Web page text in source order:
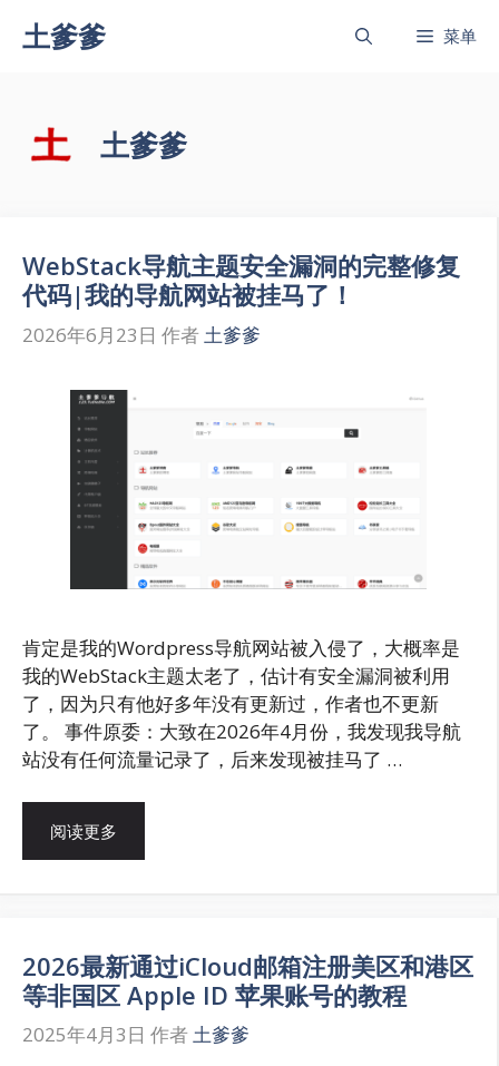
土爹爹 菜单
土爹爹
WebStack导航主题安全漏洞的完整修复
代码|我的导航网站被挂马了！
2026年6月23日 作者 土爹爹
肯定是我的Wordpress导航网站被入侵了，大概率是
我的WebStack主题太老了，估计有安全漏洞被利用
了，因为只有他好多年没有更新过，作者也不更新
了。 事件原委：大致在2026年4月份，我发现我导航
站没有任何流量记录了，后来发现被挂马了 …
阅读更多
2026最新通过iCloud邮箱注册美区和港区
等非国区 Apple ID 苹果账号的教程
2025年4月3日 作者土爹爹